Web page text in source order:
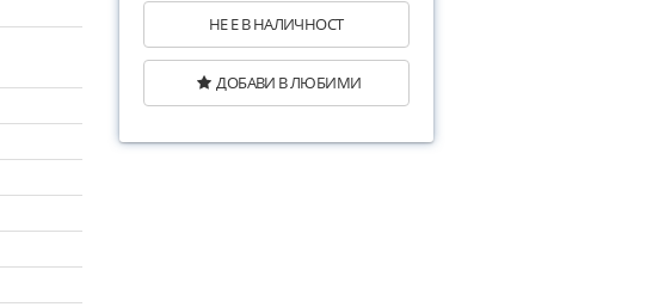
НЕ Е В НАЛИЧНОСТ
ДОБАВИ В ЛЮБИМИ